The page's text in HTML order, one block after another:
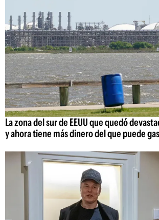
La zona del sur de EEUU que quedó
y ahora tiene más dinero del que puede